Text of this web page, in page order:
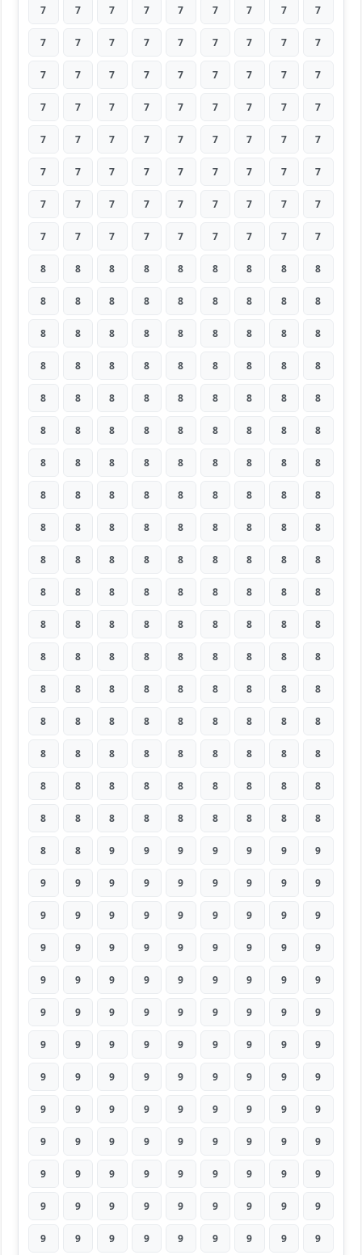
7 7 7 7 7 7 7 7 7
7 7 7 7 7 7 7 7 7
7 7 7 7 7 7 7 7 7
7 7 7 7 7 7 7 7 7
7 7 7 7 7 7 7 7 7
7 7 7 7 7 7 7 7 7
7 7 7 7 7 7 7 7 7
7 7 7 7 7 7 7 7 7
8 8 8 8 8 8 8 8 8
8 8 8 8 8 8 8 8 8
8 8 8 8 8 8 8 8 8
8 8 8 8 8 8 8 8 8
8 8 8 8 8 8 8 8 8
8 8 8 8 8 8 8 8 8
8 8 8 8 8 8 8 8 8
8 8 8 8 8 8 8 8 8
8 8 8 8 8 8 8 8 8
8 8 8 8 8 8 8 8 8
8 8 8 8 8 8 8 8 8
8 8 8 8 8 8 8 8 8
8 8 8 8 8 8 8 8 8
8 8 8 8 8 8 8 8 8
8 8 8 8 8 8 8 8 8
8 8 8 8 8 8 8 8 8
8 8 8 8 8 8 8 8 8
8 8 8 8 8 8 8 8 8
8 8 9 9 9 9 9 9 9
9 9 9 9 9 9 9 9 9
9 9 9 9 9 9 9 9 9
9 9 9 9 9 9 9 9 9
9 9 9 9 9 9 9 9 9
9 9 9 9 9 9 9 9 9
9 9 9 9 9 9 9 9 9
9 9 9 9 9 9 9 9 9
9 9 9 9 9 9 9 9 9
9 9 9 9 9 9 9 9 9
9 9 9 9 9 9 9 9 9
9 9 9 9 9 9 9 9 9
9 9 9 9 9 9 9 9 9